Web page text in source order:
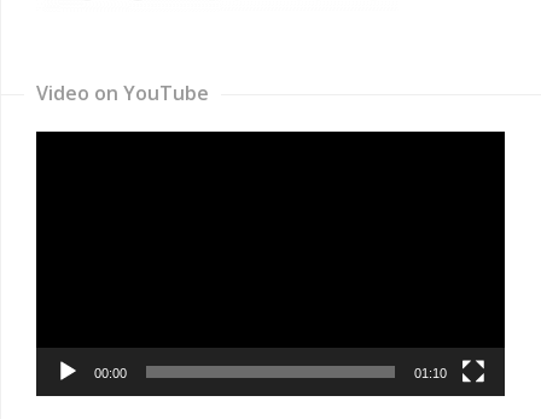
Video on YouTube
00:00 01:10